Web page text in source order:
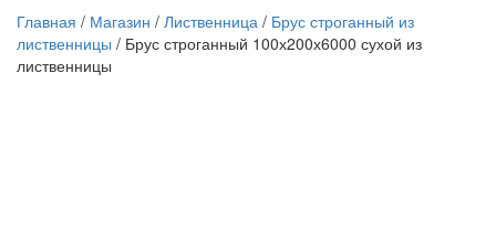
Главная / Магазин / Лиственница / Брус строганный из
лиственницы / Брус строганный 100х200х6000 сухой из
лиственницы